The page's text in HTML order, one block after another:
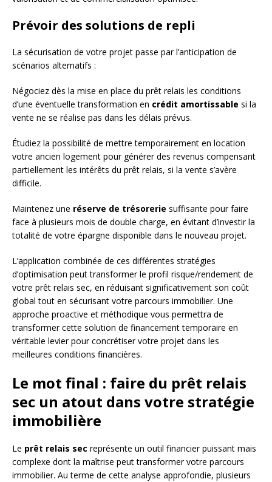
Prévoir des solutions de repli
La sécurisation de votre projet passe par l’anticipation de
scénarios alternatifs :
Négociez dès la mise en place du prêt relais les conditions
d’une éventuelle transformation en crédit amortissable si la
vente ne se réalise pas dans les délais prévus.
Étudiez la possibilité de mettre temporairement en location
votre ancien logement pour générer des revenus compensant
partiellement les intérêts du prêt relais, si la vente s’avère
difficile.
Maintenez une réserve de trésorerie suffisante pour faire
face à plusieurs mois de double charge, en évitant d’investir la
totalité de votre épargne disponible dans le nouveau projet.
L’application combinée de ces différentes stratégies
d’optimisation peut transformer le profil risque/rendement de
votre prêt relais sec, en réduisant significativement son coût
global tout en sécurisant votre parcours immobilier. Une
approche proactive et méthodique vous permettra de
transformer cette solution de financement temporaire en
véritable levier pour concrétiser votre projet dans les
meilleures conditions financières.
Le mot final : faire du prêt relais
sec un atout dans votre stratégie
immobilière
Le prêt relais sec représente un outil financier puissant mais
complexe dont la maîtrise peut transformer votre parcours
immobilier. Au terme de cette analyse approfondie, plusieurs